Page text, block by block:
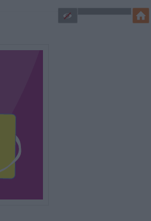
SÜTI BEÁLLÍTÁSOK MÓDOSÍTÁSA